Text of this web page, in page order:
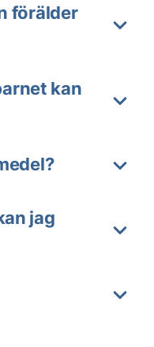
förälder
kan
jag